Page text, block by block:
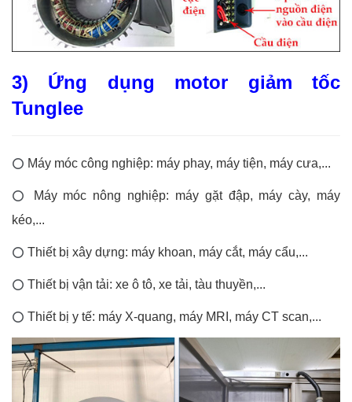
3) Ứng dụng motor giảm tốc
Tunglee
⭕ Máy móc công nghiệp: máy phay, máy tiện, máy cưa,...
⭕
Máy móc nông nghiệp: máy gặt đập, máy cày, máy
kéo,...
⭕ Thiết bị xây dựng: máy khoan, máy cắt, máy cẩu,...
⭕ Thiết bị vận tải: xe ô tô, xe tải, tàu thuyền,...
⭕ Thiết bị y tế: máy X-quang, máy MRI, máy CT scan,...